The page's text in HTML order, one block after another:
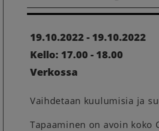
19.10.2022 - 19.10.2022
Kello: 17.00 - 18.00
Verkossa
Vaihdetaan kuulumisia ja
Tapaaminen on avoin koko